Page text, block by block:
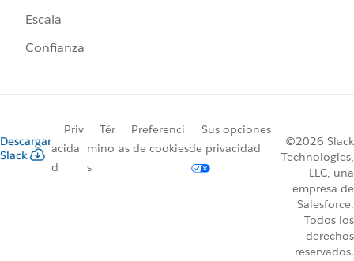
Escala
Confianza
Descargar
Slack
Priv
acida
d
Tér
mino
s
Preferenci
as de cookies
Sus opciones
de privacidad
©2026 Slack
Technologies,
LLC, una
empresa de
Salesforce.
Todos los
derechos
reservados.